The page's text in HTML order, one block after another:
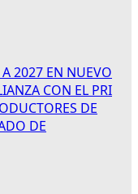
2027 EN NUEVO
CON EL PRI
DE
DE